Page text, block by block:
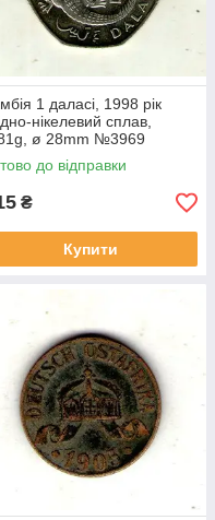
1 даласі, 1998 рік
нікелевий сплав,
ø 28mm №3969
до відправки
₴
Купити